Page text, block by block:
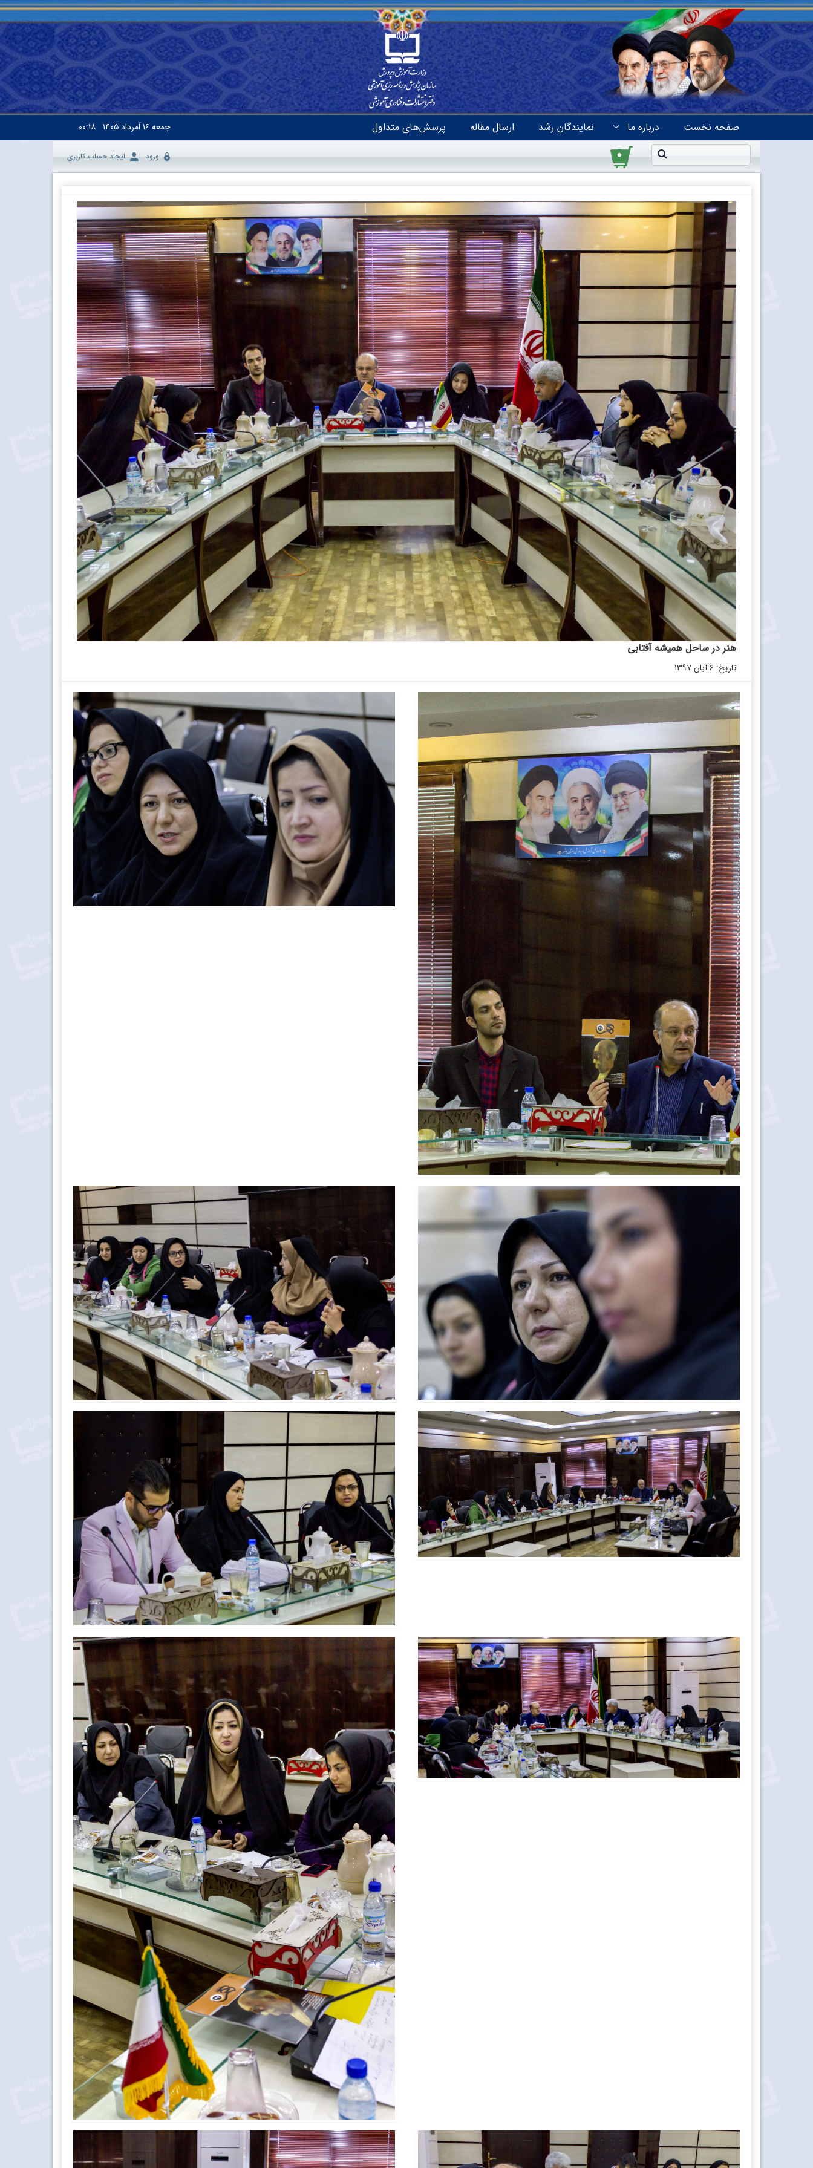
صفحه نخست درباره ما نمایندگان رشد ارسال مقاله پرسش‌های متداول جمعه۱۶ اَمرداد ۱۴۰۵ ۰۰:۱۸
۰ ورود ایجاد حساب کاربری
هنر در ساحل همیشه آفتابی
تاریخ: ۶ آبان ۱۳۹۷